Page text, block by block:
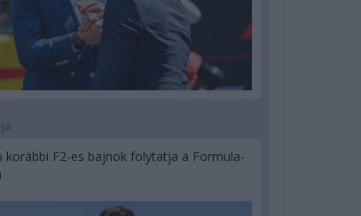
korábbi F2-es bajnok folytatja a Formula-